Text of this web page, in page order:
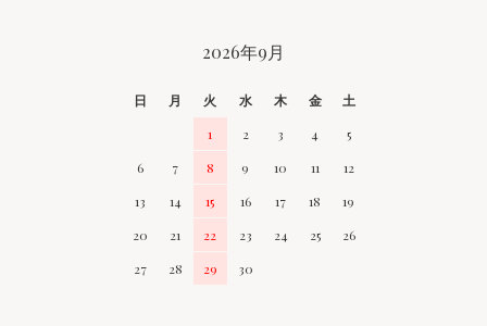
2026年9月
日 月 火 水 木 金
土
1
2 3 4
5
6
7 8 9 10 11
12
13
14 15 16 17 18
19
20
21 22 23 24 25
26
27
28 29 30